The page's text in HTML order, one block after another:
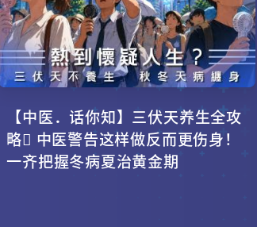
【中医．话你知】三伏天养生全攻
略 中医警告这样做反而更伤身！
一齐把握冬病夏治黄金期